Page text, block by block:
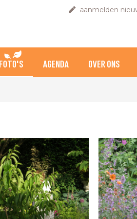
aanmelden
FOTO'S AGENDA OVER ONS